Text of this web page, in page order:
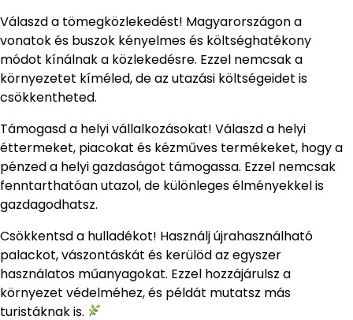
Válaszd a tömegközlekedést! Magyarországon a
vonatok és buszok kényelmes és költséghatékony
módot kínálnak a közlekedésre. Ezzel nemcsak a
környezetet kíméled, de az utazási költségeidet is
csökkentheted.
Támogasd a helyi vállalkozásokat! Válaszd a helyi
éttermeket, piacokat és kézműves termékeket, hogy a
pénzed a helyi gazdaságot támogassa. Ezzel nemcsak
fenntarthatóan utazol, de különleges élményekkel is
gazdagodhatsz.
Csökkentsd a hulladékot! Használj újrahasználható
palackot, vászontáskát és kerülöd az egyszer
használatos műanyagokat. Ezzel hozzájárulsz a
környezet védelméhez, és példát mutatsz más
turistáknak is.